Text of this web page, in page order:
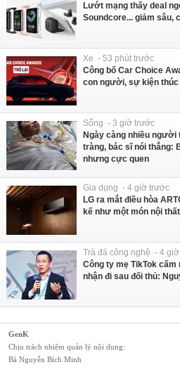
Lướt mạng thấy deal
Soundcore... giảm sâu,
Xe - 53 phút trước
Công bố Car Choice
con người, sự kiện thúc
Sống - 3 giờ trước
Ngày càng nhiều
tràng, bác sĩ nói thẳng:
nhưng cực quen
Gia dụng - 4 giờ trước
LG ra mắt điều hòa
kế như một món nội
Trà đá công nghệ - 4
Công ty mẹ TikTok cấm
nhận đi sau đối thủ:
GenK
Chịu trách nhiệm quản lý nội dung:
Bà Nguyễn Bích Minh